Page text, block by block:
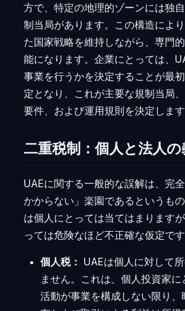
方で、特定の地理的ゾーンには独
制当局があります。この構造によ
た国家戦略を維持しながら、専門
能になります。企業にとっては、
事業を行うかを決定することが最
定となり、これが主要な規制当局
要件、および運用規則を決定します
二重税制：個人と法人の
UAEに関する一般的な誤解は、完
かからない」楽園であるというも
は個人にとっては当てはまります
っては危険なほど不正確な仮定です
個人税： UAEは個人に対して
ません。これは、個人投資家
活動が事業を構成しない限り、